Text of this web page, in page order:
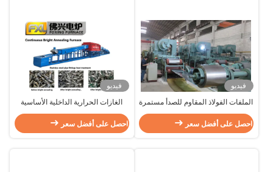
فيديو
الملفات الفولاذ المقاوم للصدأ مستمرة
مشرقة فرن التخمير النيتروجين
الهيدروجين الغلاف الجوي
احصل على أفضل سعر
فيديو
الغازات الحرارية الداخلية الأساسية
المتواصلة الصافية المشرقة فرن
المعالجة الحرارية التحكم في PLC
احصل على أفضل سعر